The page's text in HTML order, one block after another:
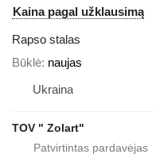
Kaina pagal užklausimą
Rapso stalas
Būklė naujas
Ukraina
TOV " Zolart"